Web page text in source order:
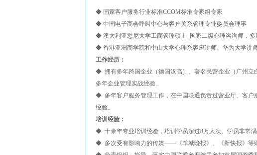
◆ 国家客户服务行业标准CCOM标准专家组专家
◆ 中国电子商会呼叫中心与客户关系管理专业委员会理事
◆ 澳大利亚悉尼大学工商管理硕士 国家二级心理咨询师，多
◆ 香港亚洲商学院和中山大学心理系客座讲师、华为大学讲
工作经历：
◆ 拥有多年跨国企业（德国汉高）、著名民营企业（广州立
多年企业管理实战经验。
◆ 多年客户服务管理工作，在中国联通负责过营业厅、客户
经验。
培训经验：
◆ 十余年专业培训经验，培训学员超过8万人次。学员非常
◆ 多次受有影响力的传媒——《羊城晚报》、《新快报》等